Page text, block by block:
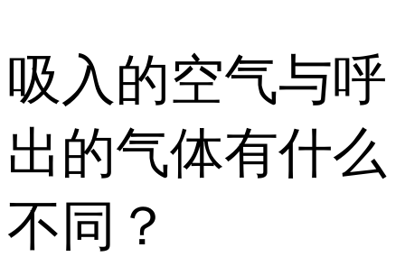
吸入的空气与呼
出的气体有什么
不同？